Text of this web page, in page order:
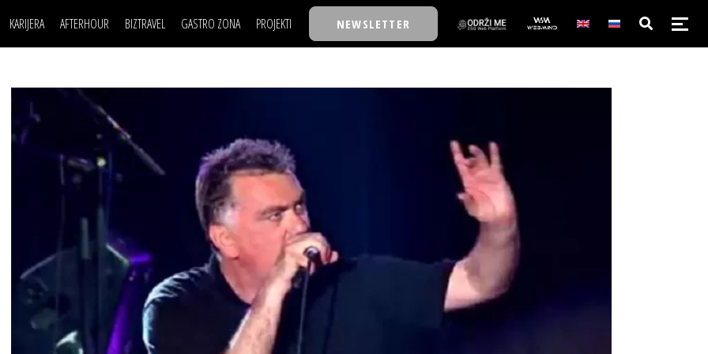
KARIJERA
LJUDI (HR)
MOJ UGAO
USAVRŠAVANJE
KNOW-HOW
AFTERHOUR
KNJIGE
AUTO SVET
STIL
WELLBEING
BIZTRAVEL GASTRO ZONA PROJEKTI
BACK TO OFFICE/SCHOOL
BIZBENDOVI
BIZKOLEGIJUM
BMW BIZNIS LIGA
BIZLIFE WEEK
IZJAVA GODINE
NEWSLETTER
POSAO
MOJ UGAO
USAVRŠAVANJE
KNOW-HOW
FILM I SCENA
AUTO SVET
STIL
WELLBEING
NAJKOLEGA
30 ISPOD 30
BIZBENDOVI
BIZKOLEGIJUM
BMW BIZNIS LIGA
BIZLIFE WEEK
IZJAVA GODINE